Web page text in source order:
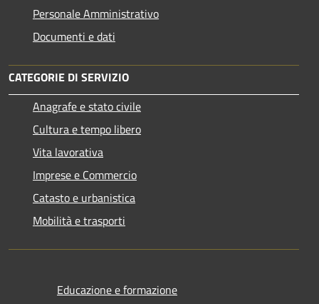
Personale Amministrativo
Documenti e dati
CATEGORIE DI SERVIZIO
Anagrafe e stato civile
Cultura e tempo libero
Vita lavorativa
Imprese e Commercio
Catasto e urbanistica
Mobilità e trasporti
Educazione e formazione